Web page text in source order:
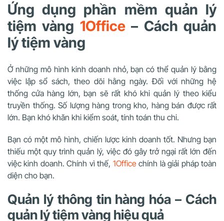
Ứng dụng phần mềm quản lý
tiệm vàng 1Office– Cách quản
lý tiệm vàng
Ở những mô hình kinh doanh nhỏ, bạn có thể quản lý bằng
việc lập sổ sách, theo dõi hằng ngày. Đối với những hệ
thống cửa hàng lớn, bạn sẽ rất khó khi quản lý theo kiểu
truyền thống. Số lượng hàng trong kho, hàng bán được rất
lớn. Bạn khó khăn khi kiểm soát, tính toán thu chi.
Bạn có một mô hình, chiến lược kinh doanh tốt. Nhưng bạn
thiếu một quy trình quản lý, việc đó gây trở ngại rất lớn đến
việc kinh doanh. Chính vì thế, 1Officechính là giải pháp toàn
diện cho bạn.
Quản lý thông tin hàng hóa – Cách
quản lý tiệm vàng hiệu quả